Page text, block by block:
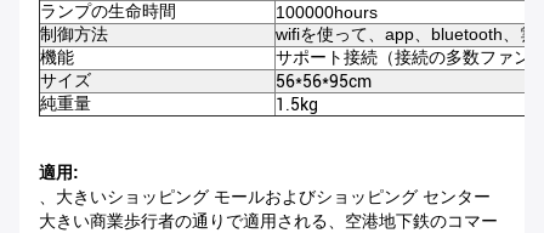
ランプの生命時間
100000hours
制御方法
wifiを使って、app、bluetooth、雲
機能
サポート接続（接続の多数ファン
サイズ
56*56*95cm
純重量
1.5kg
適用:
、大きいショッピング モールおよびショッピング センター
大きい商業歩行者の通りで適用される、空港地下鉄のコマー